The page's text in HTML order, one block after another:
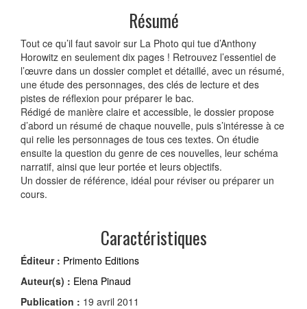
Résumé
Tout ce qu’il faut savoir sur La Photo qui tue d’Anthony
Horowitz en seulement dix pages ! Retrouvez l’essentiel de
l’œuvre dans un dossier complet et détaillé, avec un résumé,
une étude des personnages, des clés de lecture et des
pistes de réflexion pour préparer le bac.
Rédigé de manière claire et accessible, le dossier propose
d’abord un résumé de chaque nouvelle, puis s’intéresse à ce
qui relie les personnages de tous ces textes. On étudie
ensuite la question du genre de ces nouvelles, leur schéma
narratif, ainsi que leur portée et leurs objectifs.
Un dossier de référence, idéal pour réviser ou préparer un
cours.
Caractéristiques
Éditeur : Primento Editions
Auteur(s) : Elena Pinaud
Publication : 19 avril 2011